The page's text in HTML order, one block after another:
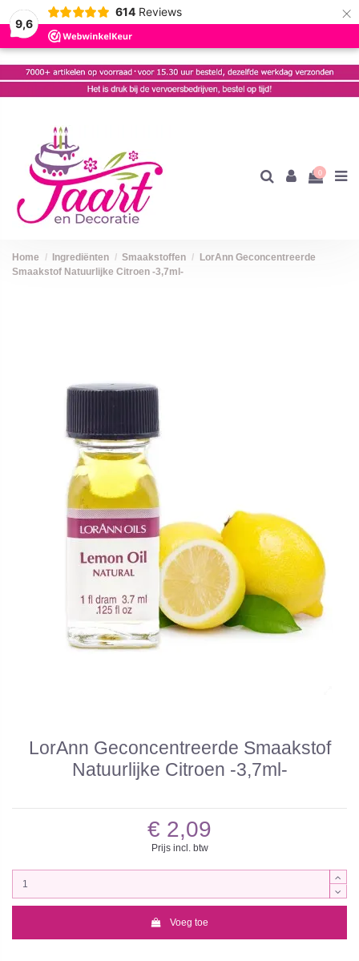
9,6
614 Reviews ×
0
Home Ingrediënten Smaakstoffen
LorAnn Geconcentreerde
Smaakstof Natuurlijke Citroen -3,7ml-
LorAnn Geconcentreerde Smaakstof
Natuurlijke Citroen -3,7ml-
€ 2,09
Prijs incl. btw
Voeg toe